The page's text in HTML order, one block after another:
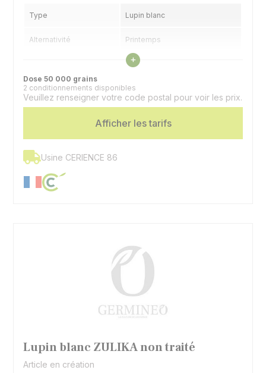
Type Lupin blanc
Alternativité Printemps
Précoce à demi précoce
Utilisation Graines, couvert
Voir les caractéristiques
+
Dose 50 000 grains
2 conditionnements disponibles
Veuillez renseigner votre code postal pour voir les prix.
Afficher les tarifs
Usine CERIENCE 86
Lupin blanc ZULIKA non traité
Article en création